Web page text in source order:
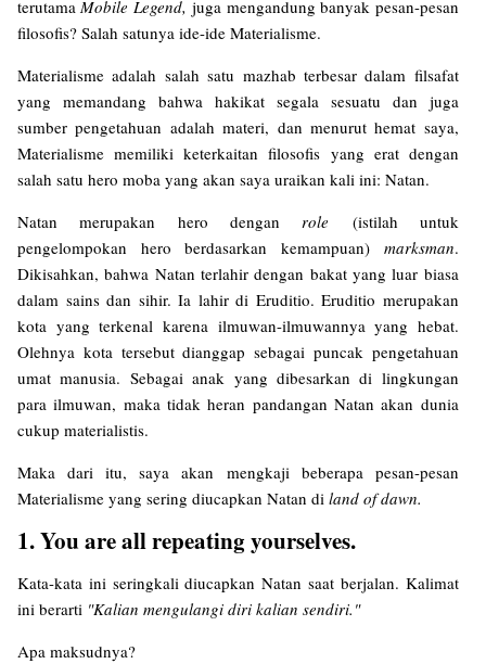
terutamaMobile Legend,juga mengandung banyak pesan-pesan
filosofis? Salah satunya ide-ide Materialisme.
Materialisme adalah salah satu mazhab terbesar dalam filsafat
yang memandang bahwa hakikat segala sesuatu dan juga
sumber pengetahuan adalah materi, dan menurut hemat saya,
Materialisme memiliki keterkaitan filosofis yang erat dengan
salah satu hero moba yang akan saya uraikan kali ini: Natan.
Natan merupakan hero denganrole (istilah untuk
pengelompokan hero berdasarkan kemampuan) marksman.
Dikisahkan, bahwa Natan terlahir dengan bakat yang luar biasa
dalam sains dan sihir. Ia lahir di Eruditio. Eruditio merupakan
kota yang terkenal karena ilmuwan-ilmuwannya yang hebat.
Olehnya kota tersebut dianggap sebagai puncak pengetahuan
umat manusia. Sebagai anak yang dibesarkan di lingkungan
para ilmuwan, maka tidak heran pandangan Natan akan dunia
cukup materialistis.
Maka dari itu, saya akan mengkaji beberapa pesan-pesan
Materialisme yang sering diucapkan Natan di land of dawn.
1. You are all repeating yourselves.
Kata-kata ini seringkali diucapkan Natan saat berjalan. Kalimat
ini berarti "Kalian mengulangi diri kalian sendiri."
Apa maksudnya?